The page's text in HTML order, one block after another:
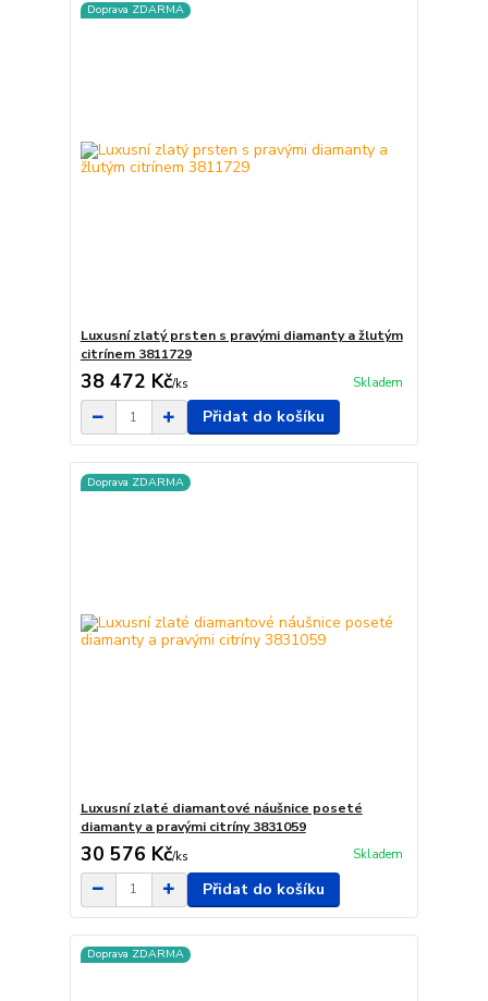
Doprava ZDARMA
Luxusní zlatý prsten s pravými diamanty a žlutým
citrínem 3811729
38 472 Kč/ks Skladem
Přidat do košíku
Doprava ZDARMA
Luxusní zlaté diamantové náušnice poseté
diamanty a pravými citríny 3831059
30 576 Kč/ks Skladem
Přidat do košíku
Doprava ZDARMA